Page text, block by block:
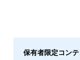
保有者限定コン